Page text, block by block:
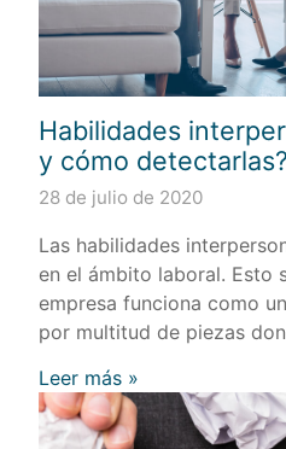
Habilidades
y cómo detectarlas?
28 de julio de 2020
Las habilidades
en el ámbito laboral. Esto
empresa funciona como
por multitud de piezas
Leer más »